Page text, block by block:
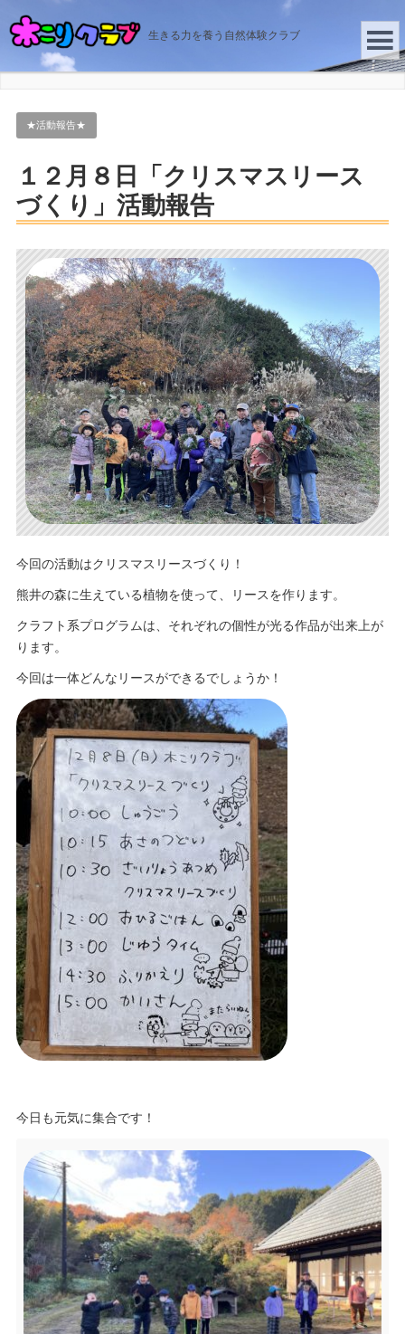
生きる力を養う自然体験クラブ
★活動報告★
１２月８日「クリスマスリース
づくり」活動報告
今回の活動はクリスマスリースづくり！
熊井の森に生えている植物を使って、リースを作ります。
クラフト系プログラムは、それぞれの個性が光る作品が出来上が
ります。
今回は一体どんなリースができるでしょうか！
今日も元気に集合です！